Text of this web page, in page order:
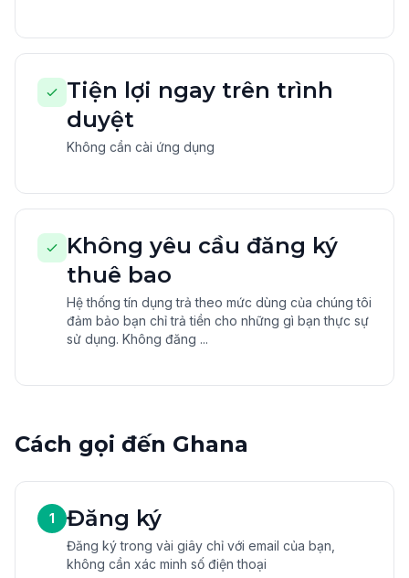
Tiện lợi ngay trên trình
duyệt
Không cần cài ứng dụng
Không yêu cầu đăng ký
thuê bao
Hệ thống tín dụng trả theo mức dùng của chúng tôi
đảm bảo bạn chỉ trả tiền cho những gì bạn thực sự
sử dụng. Không đăng ...
Cách gọi đến Ghana
1 Đăng ký
Đăng ký trong vài giây chỉ với email của bạn,
không cần xác minh số điện thoại